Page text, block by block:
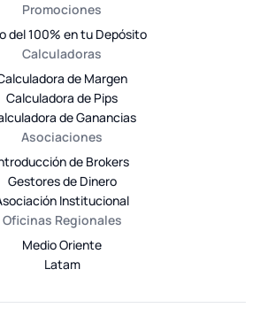
Promociones
del 100% en tu Depósito
Calculadoras
de Margen
Calculadora de Pips
de Ganancias
Asociaciones
de Brokers
Gestores de Dinero
Institucional
Oficinas Regionales
Medio Oriente
Latam